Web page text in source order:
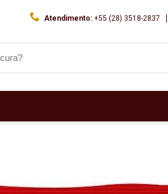
Atendimento: +55 (28) 3518-2837